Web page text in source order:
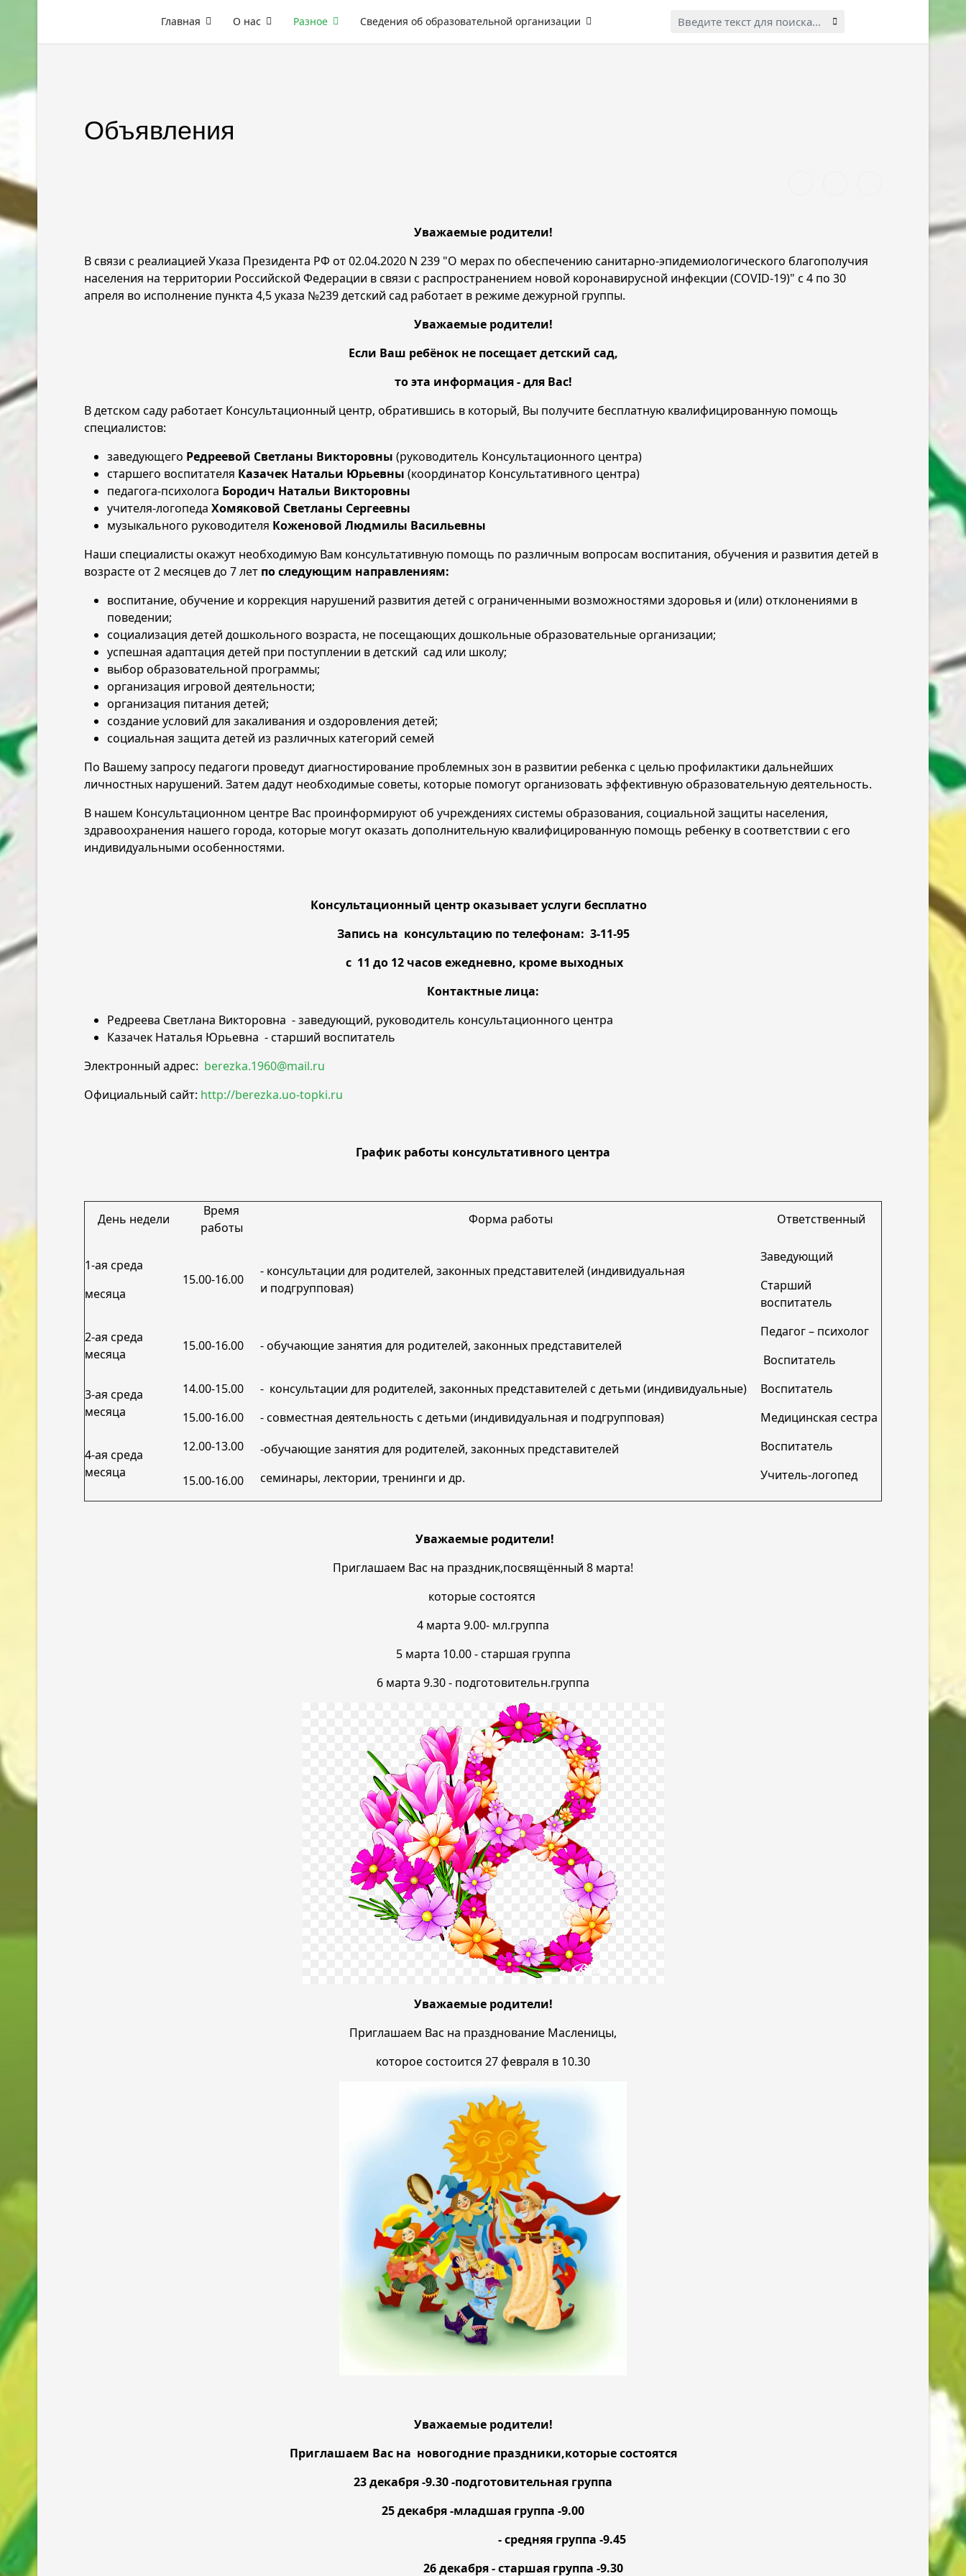
Главная О нас Разное Сведения об образовательной организации Искать...
Объявления
Уважаемые родители!
В связи с реалиацией Указа Президента РФ от 02.04.2020 N 239 "О мерах по обеспечению санитарно-эпидемиологического благополучия
населения на территории Российской Федерации в связи с распространением новой коронавирусной инфекции (COVID-19)" с 4 по 30
апреля во исполнение пункта 4,5 указа №239 детский сад работает в режиме дежурной группы.
Уважаемые родители!
Если Ваш ребёнок не посещает детский сад,
то эта информация - для Вас!
В детском саду работает Консультационный центр, обратившись в который, Вы получите бесплатную квалифицированную помощь
специалистов:
заведующего Редреевой Светланы Викторовны (руководитель Консультационного центра)
старшего воспитателя Казачек Натальи Юрьевны (координатор Консультативного центра)
педагога-психолога Бородич Натальи Викторовны
учителя-логопеда Хомяковой Светланы Сергеевны
музыкального руководителя Коженовой Людмилы Васильевны
Наши специалисты окажут необходимую Вам консультативную помощь по различным вопросам воспитания, обучения и развития детей в
возрасте от 2 месяцев до 7 лет по следующим направлениям:
воспитание, обучение и коррекция нарушений развития детей с ограниченными возможностями здоровья и (или) отклонениями в
поведении;
социализация детей дошкольного возраста, не посещающих дошкольные образовательные организации;
успешная адаптация детей при поступлении в детский сад или школу;
выбор образовательной программы;
организация игровой деятельности;
организация питания детей;
создание условий для закаливания и оздоровления детей;
социальная защита детей из различных категорий семей
По Вашему запросу педагоги проведут диагностирование проблемных зон в развитии ребенка с целью профилактики дальнейших
личностных нарушений. Затем дадут необходимые советы, которые помогут организовать эффективную образовательную деятельность.
В нашем Консультационном центре Вас проинформируют об учреждениях системы образования, социальной защиты населения,
здравоохранения нашего города, которые могут оказать дополнительную квалифицированную помощь ребенку в соответствии с его
индивидуальными особенностями.
Консультационный центр оказывает услуги бесплатно
Запись на консультацию по телефонам: 3-11-95
с 11 до 12 часов ежедневно, кроме выходных
Контактные лица:
Редреева Светлана Викторовна - заведующий, руководитель консультационного центра
Казачек Наталья Юрьевна - старший воспитатель
Электронный адрес: berezka.1960@mail.ru
Официальный сайт: http://berezka.uo-topki.ru
График работы консультативного центра
День недели
Время
работы
Форма работы Ответственный
1-ая среда
месяца
15.00-16.00
- консультации для родителей, законных представителей (индивидуальная
и подгрупповая)
Заведующий
Старший
воспитатель
2-ая среда
месяца
15.00-16.00 - обучающие занятия для родителей, законных представителей
Педагог – психолог
Воспитатель
3-ая среда
месяца
14.00-15.00
15.00-16.00
- консультации для родителей, законных представителей с детьми (индивидуальные)
- совместная деятельность с детьми (индивидуальная и подгрупповая)
Воспитатель
Медицинская сестра
4-ая среда
месяца
12.00-13.00
15.00-16.00
-обучающие занятия для родителей, законных представителей
семинары, лектории, тренинги и др.
Воспитатель
Учитель-логопед
Уважаемые родители!
Приглашаем Вас на праздник,посвящённый 8 марта!
которые состоятся
4 марта 9.00- мл.группа
5 марта 10.00 - старшая группа
6 марта 9.30 - подготовительн.группа
Уважаемые родители!
Приглашаем Вас на празднование Масленицы,
которое состоится 27 февраля в 10.30
Уважаемые родители!
Приглашаем Вас на новогодние праздники,которые состоятся
23 декабря -9.30 -подготовительная группа
25 декабря -младшая группа -9.00
- средняя группа -9.45
26 декабря - старшая группа -9.30